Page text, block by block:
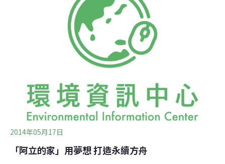
現況以及願景。擔任論壇主持人、台科大創意設計系的林
逸晟表示，希望透過此攝影展讓更多人知道蟾蜍山的美與
不可取代性，加入守護、活化蟾蜍山的行列；也透過蟾蜍
山攝影展開展一個多禮拜以來匯聚的能量，推動更多台科
大師生一同關心蟾蜍山的未來。創意激發 老建築新想像蟾
蜍山其中的一部份「煥民新村」興建於1953年，可說是台
村，如今面臨拆除改建，學生們都有一份不捨。或許因曾
於求學時期居住過該地，與土地、居民、建築有
2014年05月17日
「阿立的家」用夢想 打造永續方舟